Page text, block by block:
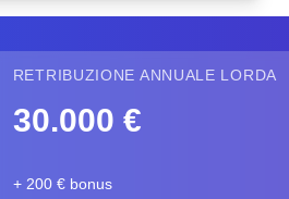
RETRIBUZIONE ANNUALE LORDA
30.000 €
+ 200 € bonus